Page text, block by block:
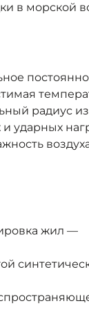
в морской
радиус
ударных
жил —